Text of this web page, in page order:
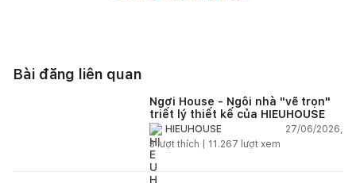
Bài đăng liên quan
Ngơi House - Ngôi nhà "vẽ trọn"
triết lý thiết kế của HIEUHOUSE
HIEUHOUSE
27/06/2026,
3lượt thích | 11.267 lượt xem